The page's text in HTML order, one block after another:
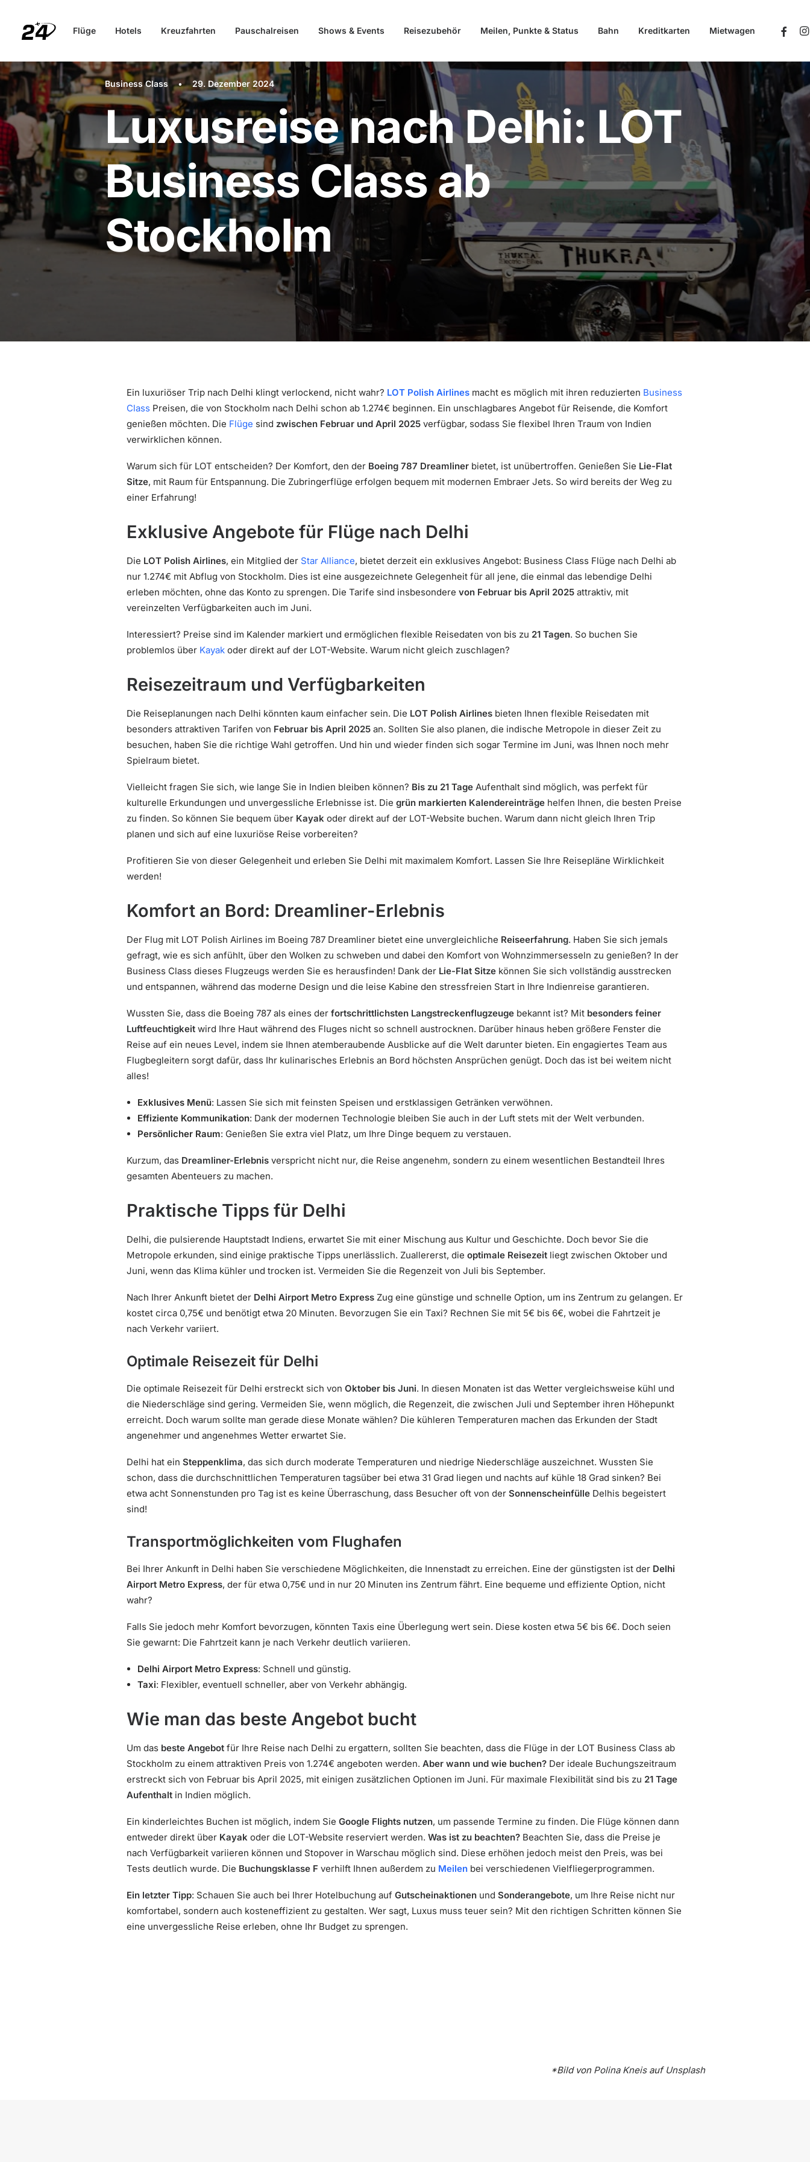
Flüge Hotels Kreuzfahrten Pauschalreisen Shows & Events Reisezubehör Meilen, Punkte & Status Bahn Kreditkarten Mietwagen
Business Class • 29. Dezember 2024
Luxusreise nach Delhi: LOT
Business Class ab
Stockholm
Ein luxuriöser Trip nach Delhi klingt verlockend, nicht wahr? LOT Polish Airlines macht es möglich mit ihren reduzierten Business
Class Preisen, die von Stockholm nach Delhi schon ab 1.274€ beginnen. Ein unschlagbares Angebot für Reisende, die Komfort
genießen möchten. Die Flüge sind zwischen Februar und April 2025 verfügbar, sodass Sie flexibel Ihren Traum von Indien
verwirklichen können.
Warum sich für LOT entscheiden? Der Komfort, den der Boeing 787 Dreamliner bietet, ist unübertroffen. Genießen Sie Lie-Flat
Sitze, mit Raum für Entspannung. Die Zubringerflüge erfolgen bequem mit modernen Embraer Jets. So wird bereits der Weg zu
einer Erfahrung!
Exklusive Angebote für Flüge nach Delhi
Die LOT Polish Airlines, ein Mitglied der Star Alliance, bietet derzeit ein exklusives Angebot: Business Class Flüge nach Delhi ab
nur 1.274€ mit Abflug von Stockholm. Dies ist eine ausgezeichnete Gelegenheit für all jene, die einmal das lebendige Delhi
erleben möchten, ohne das Konto zu sprengen. Die Tarife sind insbesondere von Februar bis April 2025 attraktiv, mit
vereinzelten Verfügbarkeiten auch im Juni.
Interessiert? Preise sind im Kalender markiert und ermöglichen flexible Reisedaten von bis zu 21 Tagen. So buchen Sie
problemlos über Kayak oder direkt auf der LOT-Website. Warum nicht gleich zuschlagen?
Reisezeitraum und Verfügbarkeiten
Die Reiseplanungen nach Delhi könnten kaum einfacher sein. Die LOT Polish Airlines bieten Ihnen flexible Reisedaten mit
besonders attraktiven Tarifen von Februar bis April 2025 an. Sollten Sie also planen, die indische Metropole in dieser Zeit zu
besuchen, haben Sie die richtige Wahl getroffen. Und hin und wieder finden sich sogar Termine im Juni, was Ihnen noch mehr
Spielraum bietet.
Vielleicht fragen Sie sich, wie lange Sie in Indien bleiben können? Bis zu 21 Tage Aufenthalt sind möglich, was perfekt für
kulturelle Erkundungen und unvergessliche Erlebnisse ist. Die grün markierten Kalendereinträge helfen Ihnen, die besten Preise
zu finden. So können Sie bequem über Kayak oder direkt auf der LOT-Website buchen. Warum dann nicht gleich Ihren Trip
planen und sich auf eine luxuriöse Reise vorbereiten?
Profitieren Sie von dieser Gelegenheit und erleben Sie Delhi mit maximalem Komfort. Lassen Sie Ihre Reisepläne Wirklichkeit
werden!
Komfort an Bord: Dreamliner-Erlebnis
Der Flug mit LOT Polish Airlines im Boeing 787 Dreamliner bietet eine unvergleichliche Reiseerfahrung. Haben Sie sich jemals
gefragt, wie es sich anfühlt, über den Wolken zu schweben und dabei den Komfort von Wohnzimmersesseln zu genießen? In der
Business Class dieses Flugzeugs werden Sie es herausfinden! Dank der Lie-Flat Sitze können Sie sich vollständig ausstrecken
und entspannen, während das moderne Design und die leise Kabine den stressfreien Start in Ihre Indienreise garantieren.
Wussten Sie, dass die Boeing 787 als eines der fortschrittlichsten Langstreckenflugzeuge bekannt ist? Mit besonders feiner
Luftfeuchtigkeit wird Ihre Haut während des Fluges nicht so schnell austrocknen. Darüber hinaus heben größere Fenster die
Reise auf ein neues Level, indem sie Ihnen atemberaubende Ausblicke auf die Welt darunter bieten. Ein engagiertes Team aus
Flugbegleitern sorgt dafür, dass Ihr kulinarisches Erlebnis an Bord höchsten Ansprüchen genügt. Doch das ist bei weitem nicht
alles!
Exklusives Menü: Lassen Sie sich mit feinsten Speisen und erstklassigen Getränken verwöhnen.
Effiziente Kommunikation: Dank der modernen Technologie bleiben Sie auch in der Luft stets mit der Welt verbunden.
Persönlicher Raum: Genießen Sie extra viel Platz, um Ihre Dinge bequem zu verstauen.
Kurzum, das Dreamliner-Erlebnis verspricht nicht nur, die Reise angenehm, sondern zu einem wesentlichen Bestandteil Ihres
gesamten Abenteuers zu machen.
Praktische Tipps für Delhi
Delhi, die pulsierende Hauptstadt Indiens, erwartet Sie mit einer Mischung aus Kultur und Geschichte. Doch bevor Sie die
Metropole erkunden, sind einige praktische Tipps unerlässlich. Zuallererst, die optimale Reisezeit liegt zwischen Oktober und
Juni, wenn das Klima kühler und trocken ist. Vermeiden Sie die Regenzeit von Juli bis September.
Nach Ihrer Ankunft bietet der Delhi Airport Metro Express Zug eine günstige und schnelle Option, um ins Zentrum zu gelangen. Er
kostet circa 0,75€ und benötigt etwa 20 Minuten. Bevorzugen Sie ein Taxi? Rechnen Sie mit 5€ bis 6€, wobei die Fahrtzeit je
nach Verkehr variiert.
Optimale Reisezeit für Delhi
Die optimale Reisezeit für Delhi erstreckt sich von Oktober bis Juni. In diesen Monaten ist das Wetter vergleichsweise kühl und
die Niederschläge sind gering. Vermeiden Sie, wenn möglich, die Regenzeit, die zwischen Juli und September ihren Höhepunkt
erreicht. Doch warum sollte man gerade diese Monate wählen? Die kühleren Temperaturen machen das Erkunden der Stadt
angenehmer und angenehmes Wetter erwartet Sie.
Delhi hat ein Steppenklima, das sich durch moderate Temperaturen und niedrige Niederschläge auszeichnet. Wussten Sie
schon, dass die durchschnittlichen Temperaturen tagsüber bei etwa 31 Grad liegen und nachts auf kühle 18 Grad sinken? Bei
etwa acht Sonnenstunden pro Tag ist es keine Überraschung, dass Besucher oft von der Sonnenscheinfülle Delhis begeistert
sind!
Transportmöglichkeiten vom Flughafen
Bei Ihrer Ankunft in Delhi haben Sie verschiedene Möglichkeiten, die Innenstadt zu erreichen. Eine der günstigsten ist der Delhi
Airport Metro Express, der für etwa 0,75€ und in nur 20 Minuten ins Zentrum fährt. Eine bequeme und effiziente Option, nicht
wahr?
Falls Sie jedoch mehr Komfort bevorzugen, könnten Taxis eine Überlegung wert sein. Diese kosten etwa 5€ bis 6€. Doch seien
Sie gewarnt: Die Fahrtzeit kann je nach Verkehr deutlich variieren.
Delhi Airport Metro Express: Schnell und günstig.
Taxi: Flexibler, eventuell schneller, aber von Verkehr abhängig.
Wie man das beste Angebot bucht
Um das beste Angebot für Ihre Reise nach Delhi zu ergattern, sollten Sie beachten, dass die Flüge in der LOT Business Class ab
Stockholm zu einem attraktiven Preis von 1.274€ angeboten werden. Aber wann und wie buchen? Der ideale Buchungszeitraum
erstreckt sich von Februar bis April 2025, mit einigen zusätzlichen Optionen im Juni. Für maximale Flexibilität sind bis zu 21 Tage
Aufenthalt in Indien möglich.
Ein kinderleichtes Buchen ist möglich, indem Sie Google Flights nutzen, um passende Termine zu finden. Die Flüge können dann
entweder direkt über Kayak oder die LOT-Website reserviert werden. Was ist zu beachten? Beachten Sie, dass die Preise je
nach Verfügbarkeit variieren können und Stopover in Warschau möglich sind. Diese erhöhen jedoch meist den Preis, was bei
Tests deutlich wurde. Die Buchungsklasse F verhilft Ihnen außerdem zu Meilen bei verschiedenen Vielfliegerprogrammen.
Ein letzter Tipp: Schauen Sie auch bei Ihrer Hotelbuchung auf Gutscheinaktionen und Sonderangebote, um Ihre Reise nicht nur
komfortabel, sondern auch kosteneffizient zu gestalten. Wer sagt, Luxus muss teuer sein? Mit den richtigen Schritten können Sie
eine unvergessliche Reise erleben, ohne Ihr Budget zu sprengen.
*Bild von Polina Kneisauf Unsplash